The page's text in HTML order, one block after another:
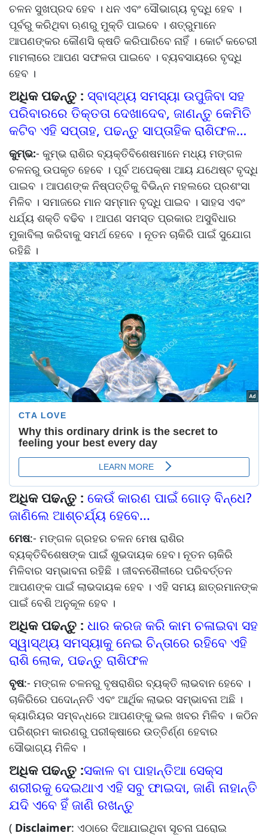
ଚଳନ ସୁଖପ୍ରଦ ହେବ । ଧନ ଏବଂ ସୌଭାଗ୍ୟ ବୃଦ୍ଧି ହେବ ।
ପୂର୍ବରୁ କରିଥିବା ଋଣରୁ ମୁକ୍ତି ପାଇବେ । ଶତ୍ରୁମାନେ
ଆପଣଙ୍କର କୌଣସି କ୍ଷତି କରିପାରିବେ ନାହିଁ । କୋର୍ଟ କଚେରୀ
ମାମଲାରେ ଆପଣ ସଫଳତା ପାଇବେ । ବ୍ୟବସାୟରେ ବୃଦ୍ଧି
ହେବ ।
ଅଧିକ ପଢନ୍ତୁ : ସ୍ବାସ୍ଥ୍ୟ ସମସ୍ୟା ଉପୁଜିବା ସହ
ପରିବାରରେ ତିକ୍ତତା ଦେଖାଦେବ, ଜାଣନ୍ତୁ କେମିତି
କଟିବ ଏହି ସପ୍ତାହ, ପଢନ୍ତୁ ସାପ୍ତାହିକ ରାଶିଫଳ…
କୁମ୍ଭ:- କୁମ୍ଭ ରାଶିର ବ୍ୟକ୍ତିବିଶେଷମାନେ ମଧ୍ୟ ମଙ୍ଗଳ
ଚଳନରୁ ଉପକୃତ ହେବେ । ପୂର୍ବ ଅପେକ୍ଷା ଆୟ ଯଥେଷ୍ଟ ବୃଦ୍ଧି
ପାଇବ । ଆପଣଙ୍କ ନିଷ୍ପତ୍ତିକୁ ବିଭିନ୍ନ ମହଲରେ ପ୍ରଶଂସା
ମିଳିବ । ସମାଜରେ ମାନ ସମ୍ମାନ ବୃଦ୍ଧି ପାଇବ । ସାହସ ଏବଂ
ଧର୍ଯ୍ୟ ଶକ୍ତି ବଢିବ । ଆପଣ ସମସ୍ତ ପ୍ରକାର ଅସୁବିଧାର
ମୁକାବିଲା କରିବାକୁ ସମର୍ଥ ହେବେ । ନୂତନ ଚାକିରି ପାଇଁ ସୁଯୋଗ
ରହିଛି ।
ଅଧିକ ପଢନ୍ତୁ : କେଉଁ କାରଣ ପାଇଁ ଗୋଡ଼ ବିନ୍ଧେ?
ଜାଣିଲେ ଆଶ୍ଚର୍ଯ୍ୟ ହେବେ...
ମେଷ:- ମଙ୍ଗଳ ଗ୍ରହର ଚଳନ ମେଷ ରାଶିର
ବ୍ୟକ୍ତିବିଶେଷଙ୍କ ପାଇଁ ଶୁଭଦାୟକ ହେବ। ନୂତନ ଚାକିରି
ମିଳିବାର ସମ୍ଭାବନା ରହିଛି । ଜୀବନଶୈଳୀରେ ପରିବର୍ତ୍ତନ
ଆପଣଙ୍କ ପାଇଁ ଲାଭଦାୟକ ହେବ । ଏହି ସମୟ ଛାତ୍ରମାନଙ୍କ
ପାଇଁ ବେଶି ଅନୁକୂଳ ହେବ ।
ଅଧିକ ପଢନ୍ତୁ : ଧାର କରଜ କରି କାମ ଚଳାଇବା ସହ
ସ୍ୱାସ୍ଥ୍ୟ ସମସ୍ୟାକୁ ନେଇ ଚିନ୍ତାରେ ରହିବେ ଏହି
ରାଶି ଲୋକ, ପଢନ୍ତୁ ରାଶିଫଳ
ବୃଷ:- ମଙ୍ଗଳ ଚଳନରୁ ବୃଷରାଶିର ବ୍ୟକ୍ତି ଲାଭବାନ ହେବେ ।
ଚାକିରିରେ ପଦୋନ୍ନତି ଏବଂ ଆର୍ଥିକ ଲାଭର ସମ୍ଭାବନା ଅଛି ।
କ୍ୟାରିୟର ସମ୍ବନ୍ଧରେ ଆପଣଙ୍କୁ ଭଲ ଖବର ମିଳିବ । କଠିନ
ପରିଶ୍ରମ କାରଣରୁ ପରୀକ୍ଷାରେ ଉତ୍ତିର୍ଣ୍ଣ ହେବାର
ସୌଭାଗ୍ୟ ମିଳିବ ।
ଅଧିକ ପଢନ୍ତୁ :ସକାଳ ବା ପାହାନ୍ତିଆ ସେକ୍ସ
ଶରୀରକୁ ଦେଇଥାଏ ଏହି ସବୁ ଫାଇଦା, ଜାଣି ନାହାନ୍ତି
ଯଦି ଏବେ ହିଁ ଜାଣି ରଖନ୍ତୁ
( Disclaimer: ଏଠାରେ ଦିଆଯାଇଥିବା ସୂଚନା ଘରୋଇ